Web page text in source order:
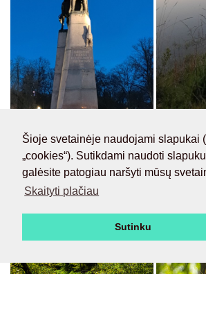
Šioje svetainėje naudojami slapukai
„cookies“). Sutikdami naudoti
galėsite patogiau naršyti mūsų
Skaityti plačiau
Sutinku